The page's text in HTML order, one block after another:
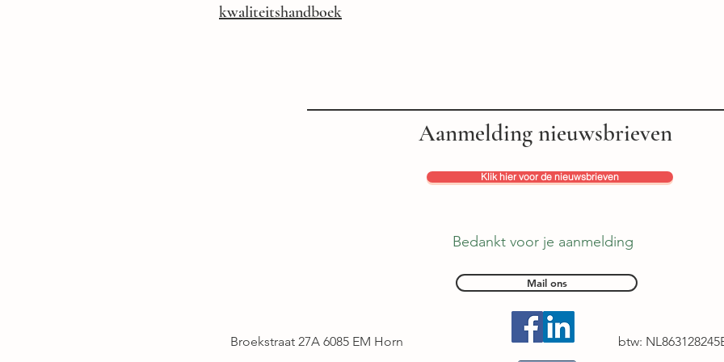
kwaliteitshandboek
Aanmelding nieuwsbrieven
Klik hier voor de nieuwsbrieven
Bedankt voor je aanmelding
Mail ons
Broekstraat 27A 6085 EM Horn
btw: